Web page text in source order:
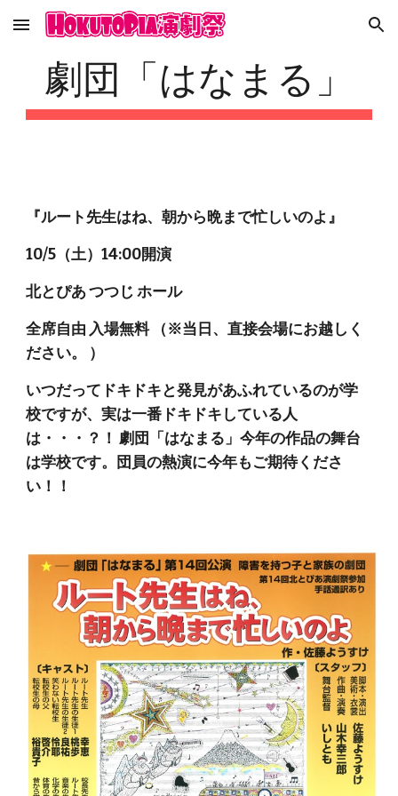
Skip to main content Skip to navigation
劇団「はなまる」
『ルート先生はね、朝から晩まで忙しいのよ』
10/5（土）14:00開演
北とぴあ つつじ ホール
全席自由 入場無料 （※当日、直接会場にお越しく
ださい。 ）
いつだってドキドキと発見があふれているのが学
校ですが、実は一番ドキドキしている人
は・・・？！ 劇団「はなまる」今年の作品の舞台
は学校です。団員の熱演に今年もご期待くださ
い！！